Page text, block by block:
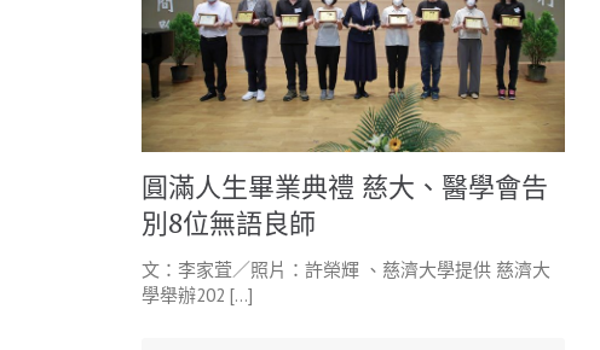
圓滿人生畢業典禮 慈大、醫學會告
別8位無語良師
文：李家萓／照片：許榮輝 、慈濟大學提供 慈濟大
學舉辦202 […]